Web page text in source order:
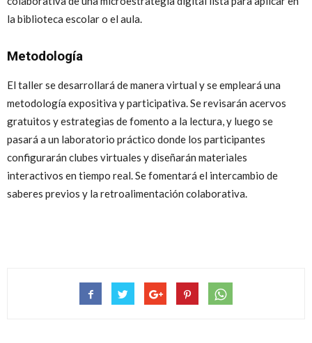
la biblioteca escolar o el aula.
Metodología
El taller se desarrollará de manera virtual y se empleará una
metodología expositiva y participativa. Se revisarán acervos
gratuitos y estrategias de fomento a la lectura, y luego se
pasará a un laboratorio práctico donde los participantes
configurarán clubes virtuales y diseñarán materiales
interactivos en tiempo real. Se fomentará el intercambio de
saberes previos y la retroalimentación colaborativa.